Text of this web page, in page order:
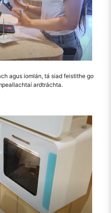
agus iomlán, tá siad feistithe go
ardtráchta.